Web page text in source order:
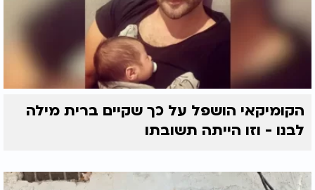
הקומיקאי הושפל על כך שקיים ברית מילה
לבנו - וזו הייתה תשובתו